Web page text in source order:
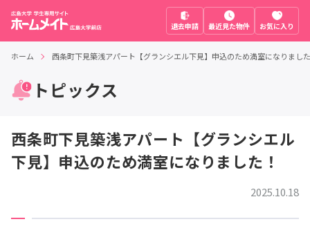
退去申請 最近見た物件 お気に入り
ホーム 西条町下見築浅アパート【グランシエル下見】申込のため満室になりまし
トピックス
西条町下見築浅アパート【グランシエル
下見】申込のため満室になりました！
2025.10.18